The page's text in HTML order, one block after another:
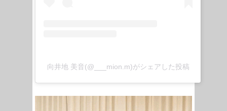
向井地 美音(@___mion.m)がシェアした投稿